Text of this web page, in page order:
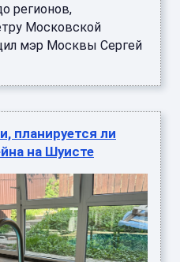
регионов,
Московской
мэр Москвы Сергей
планируется ли
на Шуисте